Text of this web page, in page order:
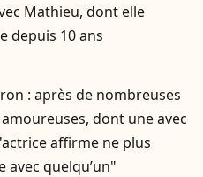
Mathieu, dont elle
depuis 10 ans
: après de nombreuses
dont une avec
affirme ne plus
avec quelqu’un"